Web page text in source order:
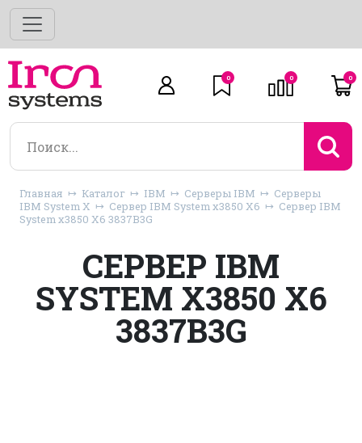
0 0 0
Главная Каталог IBM Серверы IBM
Серверы
IBM System X
Сервер IBM System x3850 X6
Сервер IBM
System x3850 X6 3837B3G
СЕРВЕР IBM
SYSTEM X3850 X6
3837B3G